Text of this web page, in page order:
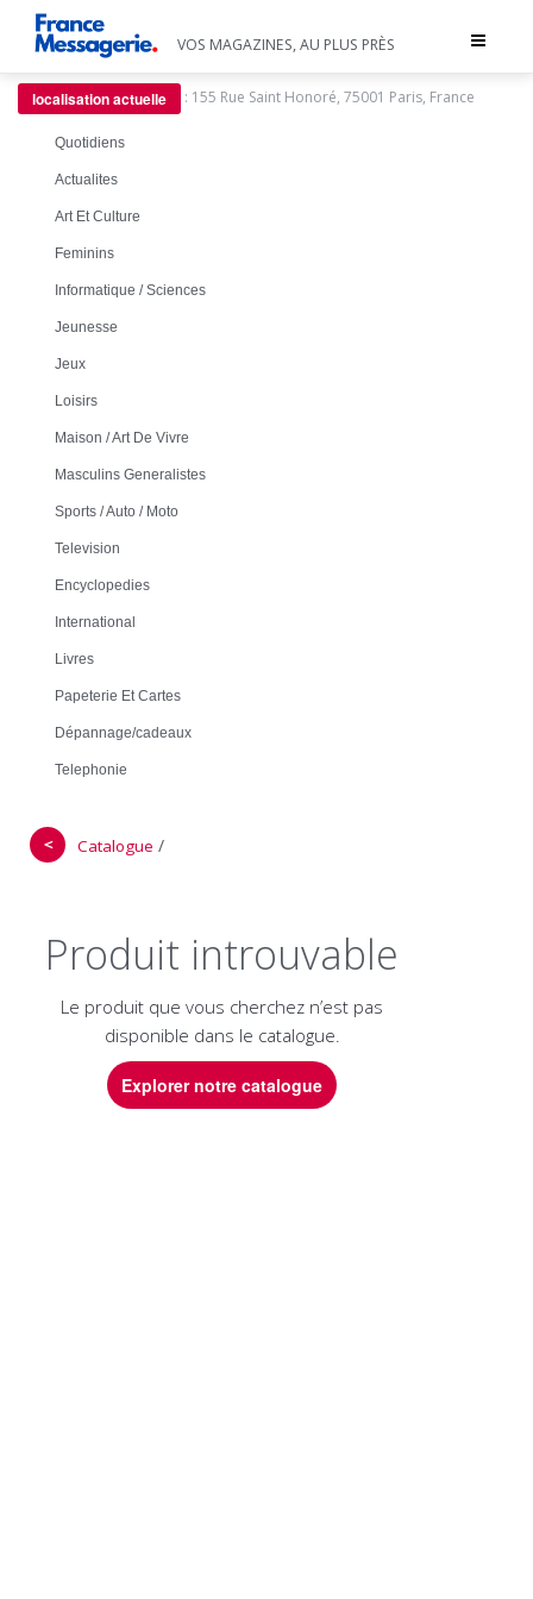
Toggle
VOS MAGAZINES, AU PLUS PRÈS
localisation actuelle : 155 Rue Saint Honoré, 75001 Paris, France
Quotidiens
Actualites
Art Et Culture
Feminins
Informatique / Sciences
Jeunesse
Jeux
Loisirs
Maison / Art De Vivre
Masculins Generalistes
Sports / Auto / Moto
Television
Encyclopedies
International
Livres
Papeterie Et Cartes
Dépannage/cadeaux
Telephonie
＜ Catalogue /
Produit introuvable
Le produit que vous cherchez n’est pas
disponible dans le catalogue.
Explorer notre catalogue